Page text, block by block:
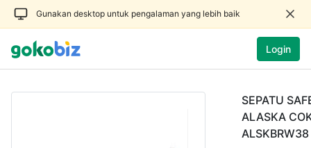
Gunakan desktop untuk pengalaman yang lebih baik
Login
SEPATU
ALASKA
ALSKBRW38